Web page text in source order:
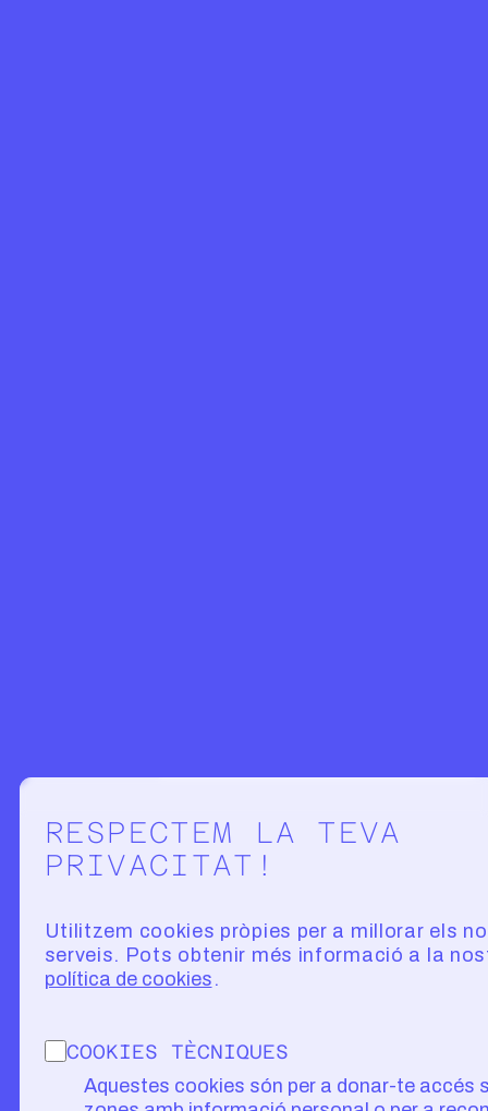
RESPECTEM LA TEVA
PRIVACITAT!
Utilitzem cookies pròpies per a millorar els
serveis. Pots obtenir més informació a la
política de cookies
COOKIES TÈCNIQUES
Aquestes cookies són per a donar-te accés